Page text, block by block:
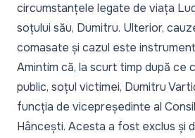
circumstanțele legate de viața
soțului său, Dumitru. Ulterior,
comasate și cazul este
Amintim că, la scurt timp după ce
public, soțul victimei, Dumitru
funcția de vicepreședinte al
Hâncești. Acesta a fost exclus și